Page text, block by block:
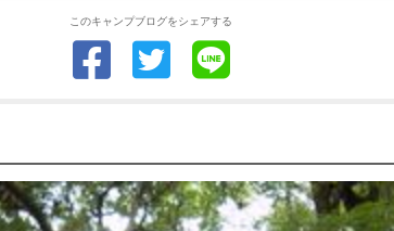
このキャンプブログをシェアする